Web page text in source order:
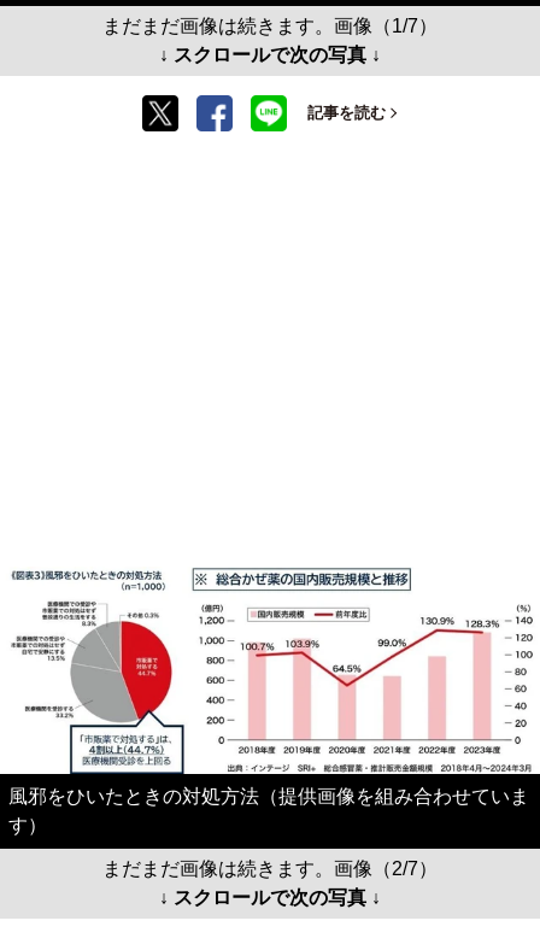
まだまだ画像は続きます。画像（1/7）
↓ スクロールで次の写真 ↓
記事を読む
風邪をひいたときの対処方法（提供画像を組み合わせていま
す）
まだまだ画像は続きます。画像（2/7）
↓ スクロールで次の写真 ↓